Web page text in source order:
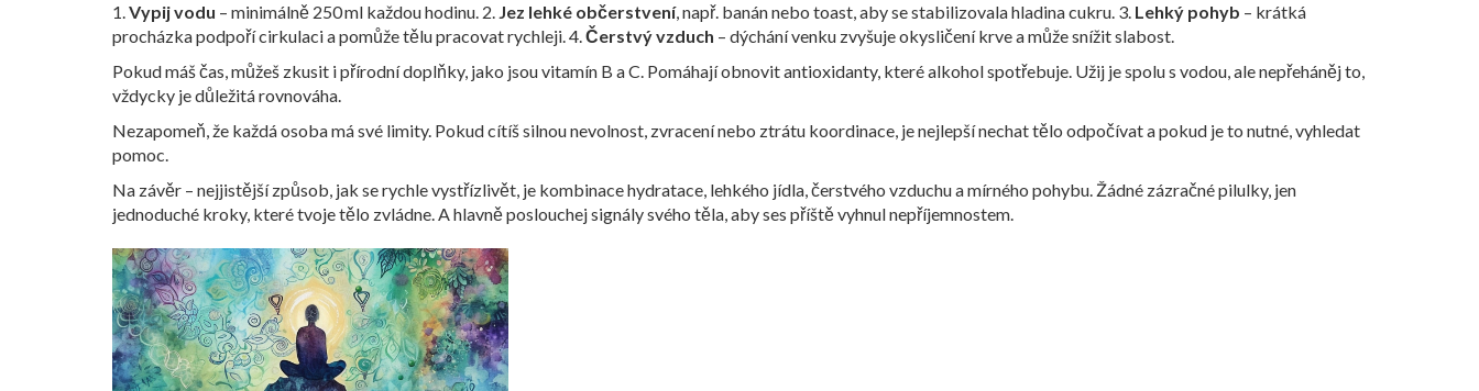
1.Vypij vodu – minimálně 250 ml každou hodinu. 2. Jez lehké občerstvení, např. banán nebo toast, aby se stabilizovala hladina cukru. 3. Lehký pohyb – krátká
procházka podpoří cirkulaci a pomůže tělu pracovat rychleji. 4.Čerstvý vzduch – dýchání venku zvyšuje okysličení krve a může snížit slabost.
Pokud máš čas, můžeš zkusit i přírodní doplňky, jako jsou vitamín B a C. Pomáhají obnovit antioxidanty, které alkohol spotřebuje. Užij je spolu s vodou, ale nepřeháněj to,
vždycky je důležitá rovnováha.
Nezapomeň, že každá osoba má své limity. Pokud cítíš silnou nevolnost, zvracení nebo ztrátu koordinace, je nejlepší nechat tělo odpočívat a pokud je to nutné, vyhledat
pomoc.
Na závěr – nejjistější způsob, jak se rychle vystřízlivět, je kombinace hydratace, lehkého jídla, čerstvého vzduchu a mírného pohybu. Žádné zázračné pilulky, jen
jednoduché kroky, které tvoje tělo zvládne. A hlavně poslouchej signály svého těla, aby ses příště vyhnul nepříjemnostem.